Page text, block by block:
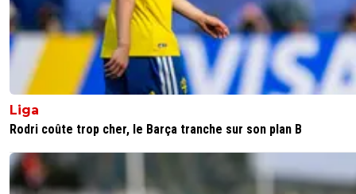
0 Répondre
gabilegone 20 mai 2020 à 16:08 +
Les contrats c'est JMA forcément. Quand au DS
toujours pas si c'est juni ou houllier ^^
Répondre
trezegol69
Retour de Bats 🙏🏻
Liga
Rodri coûte trop cher, le Barça tranche sur son plan B